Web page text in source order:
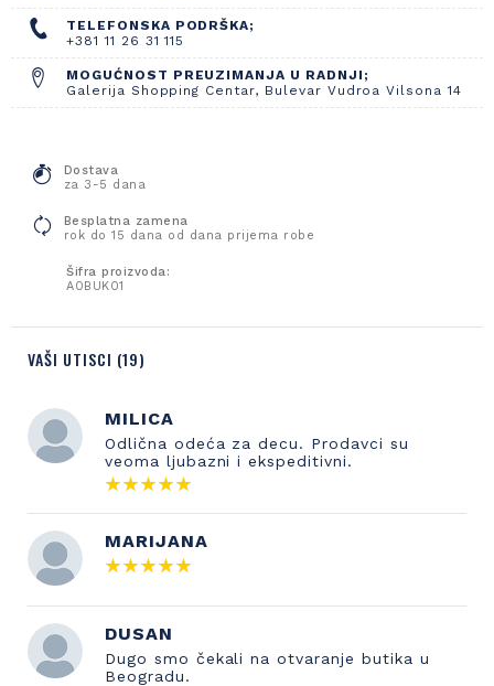
TELEFONSKA PODRŠKA;
+381 11 26 31 115
MOGUĆNOST PREUZIMANJA U RADNJI;
Galerija Shopping Centar, Bulevar Vudroa Vilsona 14
Dostava
za 3-5 dana
Besplatna zamena
rok do 15 dana od dana prijema robe
Šifra proizvoda:
A0BUK01
VAŠI UTISCI (19)
MILICA
Odlična odeća za decu. Prodavci su
veoma ljubazni i ekspeditivni.
MARIJANA
DUSAN
Dugo smo čekali na otvaranje butika u
Beogradu.